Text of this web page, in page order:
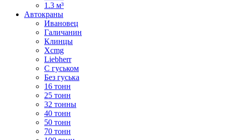
1.3 м³
Автокраны
Ивановец
Галичанин
Клинцы
Xcmg
Liebherr
С гуськом
Без гуська
16 тонн
25 тонн
32 тонны
40 тонн
50 тонн
70 тонн